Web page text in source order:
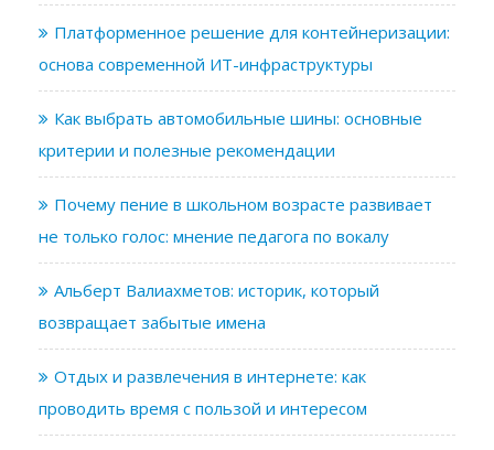
Платформенное решение для контейнеризации:
основа современной ИТ-инфраструктуры
Как выбрать автомобильные шины: основные
критерии и полезные рекомендации
Почему пение в школьном возрасте развивает
не только голос: мнение педагога по вокалу
Альберт Валиахметов: историк, который
возвращает забытые имена
Отдых и развлечения в интернете: как
проводить время с пользой и интересом